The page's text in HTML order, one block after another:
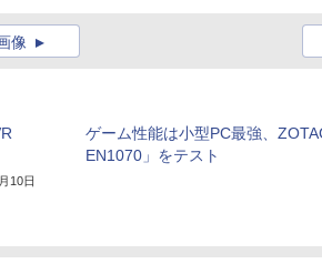
像
10日
ゲーム性能は小型PC最強、
EN1070」をテスト